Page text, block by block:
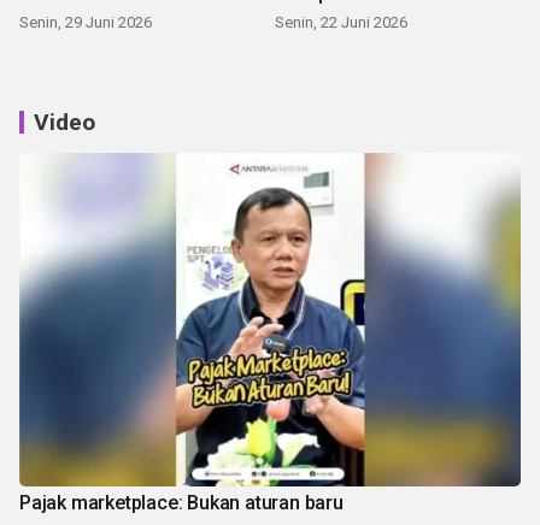
Senin, 29 Juni 2026 Senin, 22 Juni 2026
Video
Pajak marketplace: Bukan aturan baru